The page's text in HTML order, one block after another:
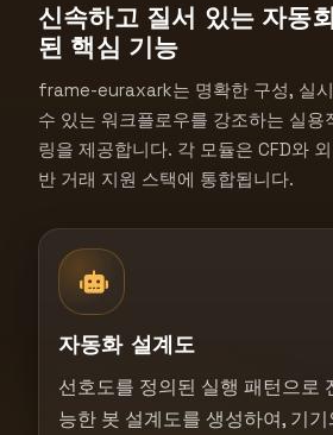
s
+
1
신속하고 질서 있는 자동
된 핵심 기능
frame-euraxark는 명확한 구성, 실
수 있는 워크플로우를 강조하는 실용
링을 제공합니다. 각 모듈은 CFD와
반 거래 지원 스택에 통합됩니다.
자동화 설계도
선호도를 정의된 실행 패턴으로
능한 봇 설계도를 생성하여, 기